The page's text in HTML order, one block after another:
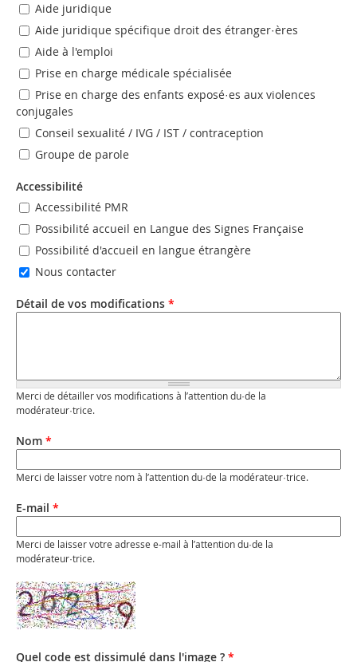
Aide juridique
Aide juridique spécifique droit des étranger·ères
Aide à l'emploi
Prise en charge médicale spécialisée
Prise en charge des enfants exposé·es aux violences
conjugales
Conseil sexualité / IVG / IST / contraception
Groupe de parole
Accessibilité
Accessibilité PMR
Possibilité accueil en Langue des Signes Française
Possibilité d'accueil en langue étrangère
Nous contacter
Détail de vos modifications *
Merci de détailler vos modifications à l’attention du·de la
modérateur·trice.
Nom *
Merci de laisser votre nom à l’attention du·de la modérateur·trice.
E-mail *
Merci de laisser votre adresse e-mail à l’attention du·de la
modérateur·trice.
Quel code est dissimulé dans l'image ? *